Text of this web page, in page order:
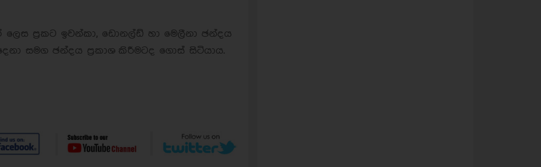
ප්‍රකට ඉවන්කා, ඩොනල්ඩ් හා මෙලීනා ඡන්දය
සමග ඡන්දය ප්‍රකාශ කිරීමටද ගොස් සිටියාය.